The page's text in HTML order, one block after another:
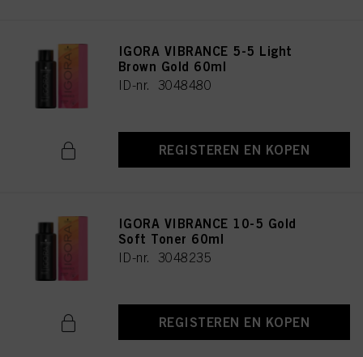
IGORA VIBRANCE 5-5 Light
Brown Gold 60ml
ID-nr. 3048480
REGISTEREN EN KOPEN
IGORA VIBRANCE 10-5 Gold
Soft Toner 60ml
ID-nr. 3048235
REGISTEREN EN KOPEN